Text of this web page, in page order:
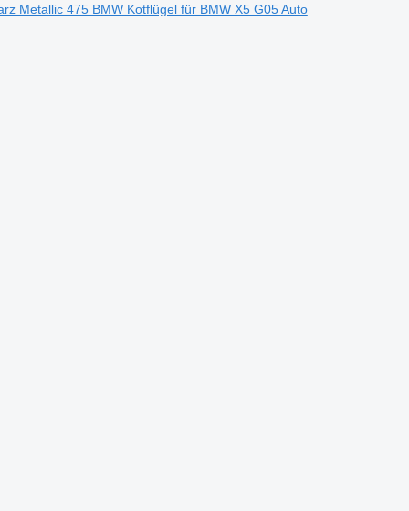
Metallic 475 BMW Kotflügel für BMW X5 G05 Auto